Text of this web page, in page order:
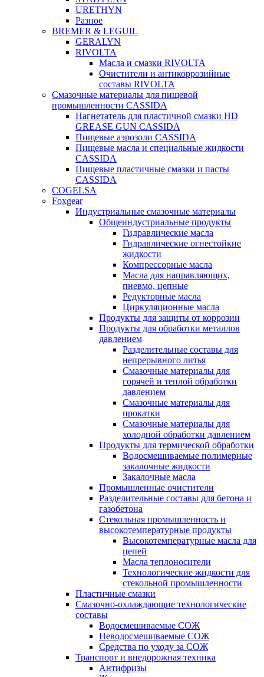
URETHYN
Разное
BREMER & LEGUIL
GERALYN
RIVOLTA
Масла и смазки RIVOLTA
Очистители и антикоррозийные
составы RIVOLTA
Смазочные материалы для пищевой
промышленности CASSIDA
Нагнетатель для пластичной смазки HD
GREASE GUN CASSIDA
Пищевые аэрозоли CASSIDA
Пищевые масла и специальные жидкости
CASSIDA
Пищевые пластичные смазки и пасты
CASSIDA
COGELSA
Foxgear
Индустриальные смазочные материалы
Общеиндустриальные продукты
Гидравлические масла
Гидравлические огнестойкие
жидкости
Компрессорные масла
Масла для направляющих,
пневмо, цепные
Редукторные масла
Циркуляционные масла
Продукты для защиты от коррозии
Продукты для обработки металлов
давлением
Разделительные составы для
непрерывного литья
Смазочные материалы для
горячей и теплой обработки
давлением
Смазочные материалы для
прокатки
Смазочные материалы для
холодной обработки давлением
Продукты для термической обработки
Водосмешиваемые полимерные
закалочные жидкости
Закалочные масла
Промышленные очистители
Разделительные составы для бетона и
газобетона
Стекольная промышленность и
высокотемпературные продукты
Высокотемпературные масла для
цепей
Масла теплоносители
Технологические жидкости для
стекольной промышленности
Пластичные смазки
Смазочно-охлаждающие технологические
составы
Водосмешиваемые СОЖ
Неводосмешиваемые СОЖ
Средства по уходу за СОЖ
Транспорт и внедорожная техника
Антифризы